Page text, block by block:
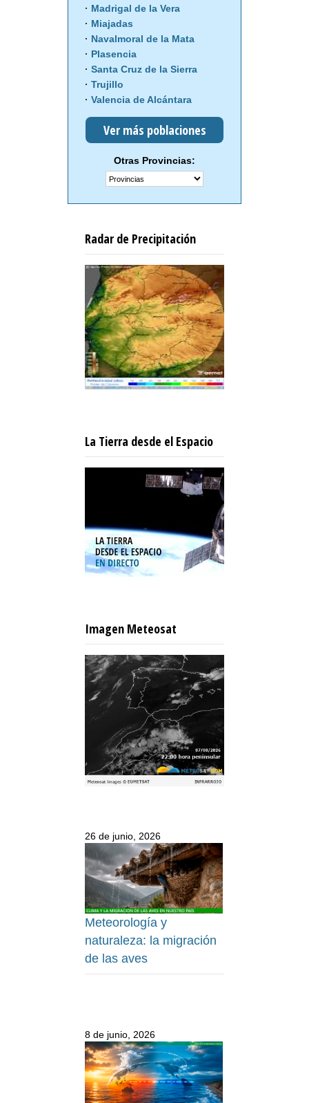
Madrigal de la Vera
Miajadas
Navalmoral de la Mata
Plasencia
Santa Cruz de la Sierra
Trujillo
Valencia de Alcántara
Ver más poblaciones
Otras Provincias:
Radar de Precipitación
La Tierra desde el Espacio
Imagen Meteosat
26 de junio, 2026
Meteorología y
naturaleza: la migración
de las aves
8 de junio, 2026